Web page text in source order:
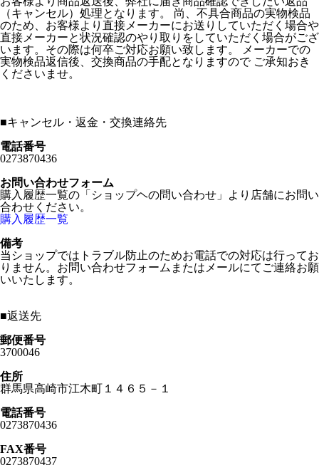
（キャンセル）処理となります。 尚、不具合商品の実物検品
のため、お客様より直接メーカーにお送りしていただく場合や
直接メーカーと状況確認のやり取りをしていただく場合がござ
います。その際は何卒ご対応お願い致します。 メーカーでの
実物検品返信後、交換商品の手配となりますので ご承知おき
くださいませ。
■キャンセル・返金・交換連絡先
電話番号
0273870436
お問い合わせフォーム
購入履歴一覧の「ショップヘの問い合わせ」より店舗にお問い
合わせください。
購入履歴一覧
備考
当ショップではトラブル防止のためお電話での対応は行ってお
りません。お問い合わせフォームまたはメールにてご連絡お願
いいたします。
■返送先
郵便番号
3700046
住所
群馬県高崎市江木町１４６５－１
電話番号
0273870436
FAX番号
0273870437